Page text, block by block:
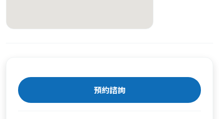
預約諮詢